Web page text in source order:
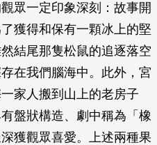
眾一定印象深刻：故事開
獲得和保有一顆冰上的堅
結尾那隻松鼠的追逐落空
在我們腦海中。此外，宮
家人搬到山上的老房子
盤狀構造、劇中稱為「橡
獲觀眾喜愛。上述兩種果